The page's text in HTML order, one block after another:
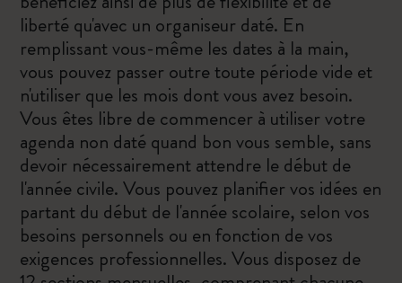
liberté qu'avec un organiseur daté. En
remplissant vous-même les dates à la main,
vous pouvez passer outre toute période vide et
n'utiliser que les mois dont vous avez besoin.
Vous êtes libre de commencer à utiliser votre
agenda non daté quand bon vous semble, sans
devoir nécessairement attendre le début de
l'année civile. Vous pouvez planifier vos idées en
partant du début de l'année scolaire, selon vos
besoins personnels ou en fonction de vos
exigences professionnelles. Vous disposez de